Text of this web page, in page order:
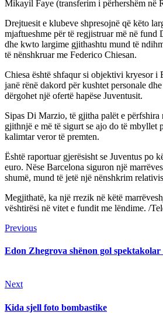
Mikayil Faye (transferim i përhershëm në
Drejtuesit e klubeve shpresojnë që këto
mjaftueshme për të regjistruar më në
dhe kwto largime gjithashtu mund të
të nënshkruar me Federico Chiesan.
Chiesa është shfaqur si objektivi kryesor i
janë rënë dakord për kushtet personale
dërgohet një ofertë hapëse Juventusit.
Sipas Di Marzio, të gjitha palët e përfshira
gjithnjë e më të sigurt se ajo do të mbyllet
kalimtar veror të premten.
Është raportuar gjerësisht se Juventus po
euro. Nëse Barcelona siguron një
shumë, mund të jetë një nënshkrim
Megjithatë, ka një rrezik në këtë
vështirësi në vitet e fundit me lëndime. /
Continue
Reading
PreviousPrevious
Edon Zhegrova shënon gol spektakolar
NextNext
Kida sjell foto bombastike